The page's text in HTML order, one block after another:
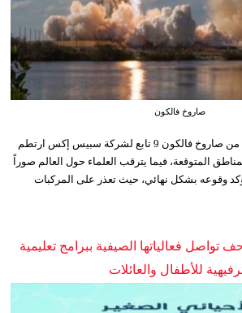
صاروخ فالكون
يُعتقد أن جزءاً ضخماً تائهاً من صاروخ فالكون 9 تابع لشركة سبيس إكس ارتطم
المتوقعة، فيما يترقب العلماء حول العالم صوراً
وقوعه بشكل نهائي، حيث تعذر على المركبات
تواصل فعالياتها الصيفية ببرامج تعليمية
للأطفال والعائلات